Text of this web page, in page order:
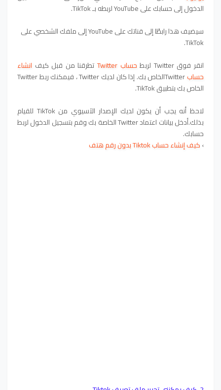
الدخول إلى حسابك على YouTube لربطه بـ TikTok.
سيضيف هذا رابطًا إلى قناتك على YouTube إلى ملفك الشخصي على
TikTok.
انقر فوق Twitter لربط
حساب Twitter تطرقنا من قبل كيف انشاء
حساب
Twitterالخاص بك. إذا كان لديك Twitter ، فيمكنك ربط Twitter
الخاص بك بتطبيق TikTok.
لاحظ أنه يجب أن يكون لديك الإصدار الآسيوي من TikTok للقيام
بذلك.
أدخل بيانات اعتماد Twitter الخاصة بك وقم بتسجيل الدخول لربط
حسابك.
›كيف إنشاء حسابTiktok بدون رقم هتف